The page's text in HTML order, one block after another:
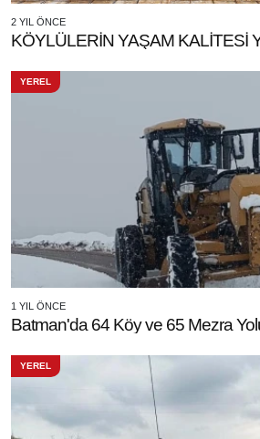
2 YIL ÖNCE
KÖYLÜLERİN YAŞAM KALİTESİ
YEREL
1 YIL ÖNCE
Batman'da 64 Köy ve 65 Mezra
YEREL